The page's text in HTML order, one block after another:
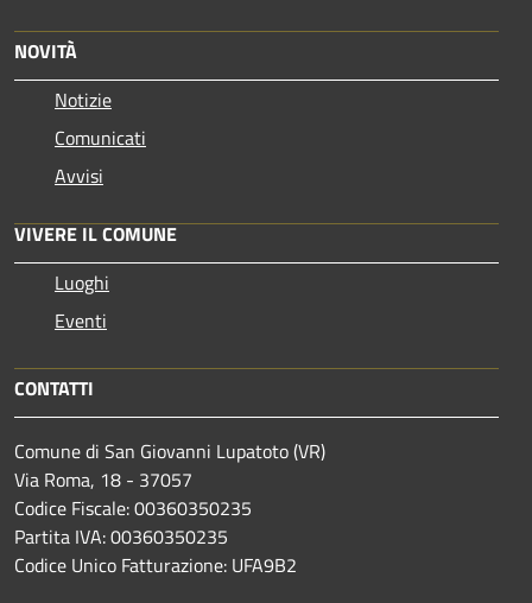
NOVITÀ
Notizie
Comunicati
Avvisi
VIVERE IL COMUNE
Luoghi
Eventi
CONTATTI
Comune di San Giovanni Lupatoto (VR)
Via Roma, 18 - 37057
Codice Fiscale: 00360350235
Partita IVA: 00360350235
Codice Unico Fatturazione: UFA9B2